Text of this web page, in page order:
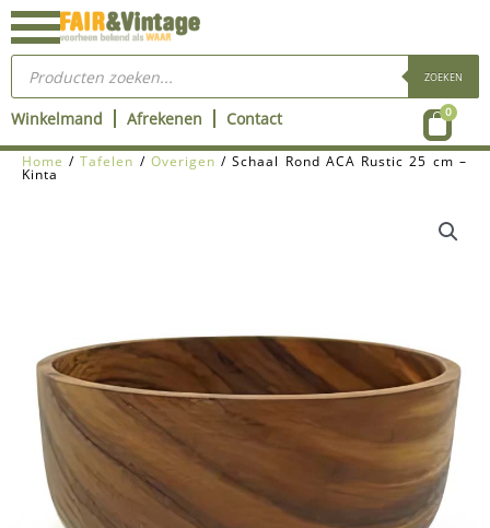
Ga
naar
inhoud
Producten
zoeken ZOEKEN
Winkelmand Afrekenen Contact 0
Home /Tafelen / Overigen / Schaal Rond ACA Rustic 25 cm –
Kinta